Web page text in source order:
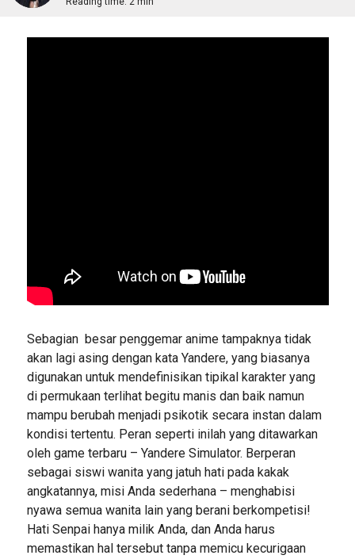
Sebagian besar penggemar anime tampaknya tidak
akan lagi asing dengan kata Yandere, yang biasanya
digunakan untuk mendefinisikan tipikal karakter yang
di permukaan terlihat begitu manis dan baik namun
mampu berubah menjadi psikotik secara instan dalam
kondisi tertentu. Peran seperti inilah yang ditawarkan
oleh game terbaru – Yandere Simulator. Berperan
sebagai siswi wanita yang jatuh hati pada kakak
angkatannya, misi Anda sederhana – menghabisi
nyawa semua wanita lain yang berani berkompetisi!
Hati Senpai hanya milik Anda, dan Anda harus
memastikan hal tersebut tanpa memicu kecurigaan